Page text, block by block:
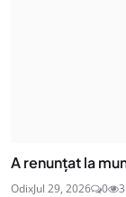
A renunțat la
OdixJul 29, 2026 0 3